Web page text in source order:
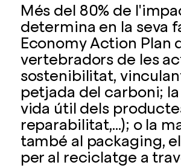
Més del 80% de
determina en la seva
Economy Action Plan
vertebradors de les
sostenibilitat,
petjada del carboni;
vida útil dels
reparabilitat,…); o la
també al packaging,
per al reciclatge a